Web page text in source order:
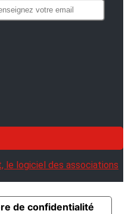
le logiciel des associations
de confidentialité